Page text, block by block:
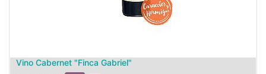
Vino Cabernet "Finca Gabriel"